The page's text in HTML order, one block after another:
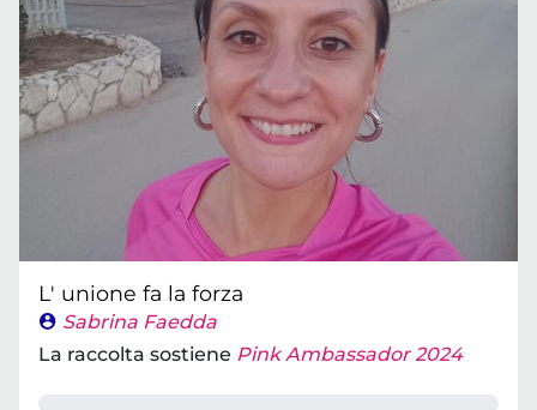
L' unione fa la forza
Sabrina Faedda
La raccolta sostiene Pink Ambassador 2024